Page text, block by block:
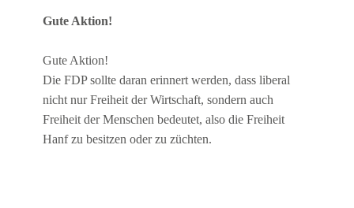
Gute Aktion!
Gute Aktion!
Die FDP sollte daran erinnert werden, dass liberal
nicht nur Freiheit der Wirtschaft, sondern auch
Freiheit der Menschen bedeutet, also die Freiheit
Hanf zu besitzen oder zu züchten.